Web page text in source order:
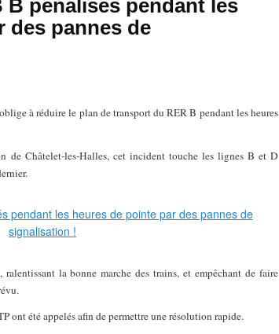
B pénalisés pendant les
des pannes de
à réduire le plan de transport du RER B pendant les heures
de Châtelet-les-Halles, cet incident touche les lignes B et D
la bonne marche des trains, et empêchant de faire
ont été appelés afin de permettre une résolution rapide.